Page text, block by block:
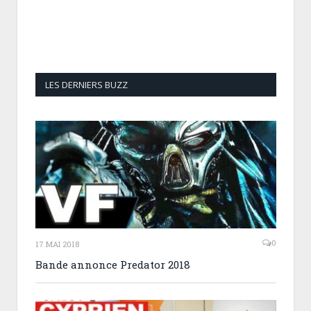
LES DERNIERS BUZZ
17 MAI 2018 0
Bande annonce Predator 2018